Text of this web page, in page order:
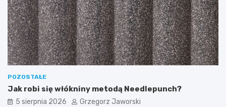
POZOSTAŁE
Jak robi się włókniny metodą Needlepunch?
5 sierpnia 2026 Grzegorz Jaworski